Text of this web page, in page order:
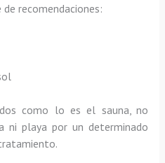
de recomendaciones:
como lo es el sauna, no
ni playa por un determinado